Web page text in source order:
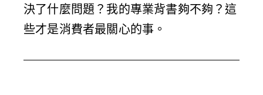
決了什麼問題？我的專業背書夠不夠？這
些才是消費者最關心的事。